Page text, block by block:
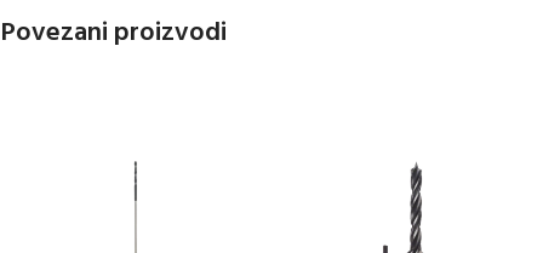
Povezani proizvodi